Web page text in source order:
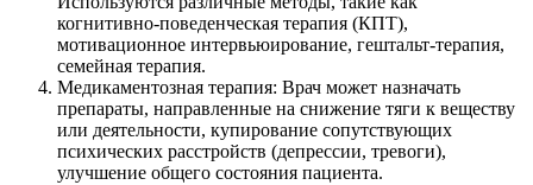
когнитивно-поведенческая терапия (КПТ),
мотивационное интервьюирование, гештальт-терапия,
семейная терапия.
Медикаментозная терапия: Врач может назначать
препараты, направленные на снижение тяги к веществу
или деятельности, купирование сопутствующих
психических расстройств (депрессии, тревоги),
улучшение общего состояния пациента.